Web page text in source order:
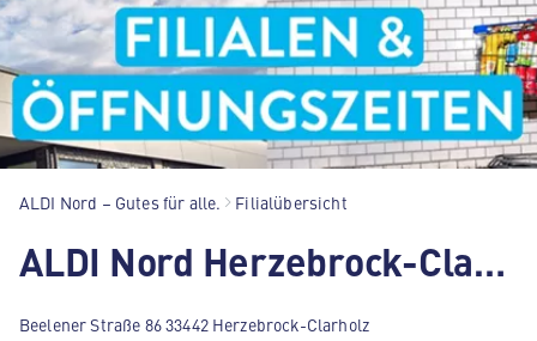
ALDI Nord – Gutes für alle. Filialübersicht
ALDI Nord Herzebrock-Clarholz
Beelener Straße 86 33442 Herzebrock-Clarholz